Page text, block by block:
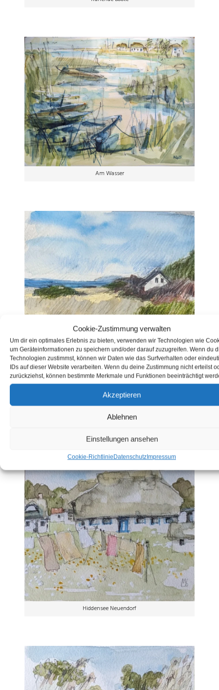
Cookie-Zustimmung verwalten
Um dir ein optimales Erlebnis zu bieten, verwenden wir Technologien wie
um Geräteinformationen zu speichern und/oder darauf zuzugreifen. Wenn du
Technologien zustimmst, können wir Daten wie das Surfverhalten oder
IDs auf dieser Website verarbeiten. Wenn du deine Zustimmung nicht erteilst
zurückziehst, können bestimmte Merkmale und Funktionen beeinträchtigt
Akzeptieren
Ablehnen
Einstellungen ansehen
Cookie-RichtlinieDatenschutzImpressum
Am Wasser
Hiddensee 05
Hiddensee Neuendorf